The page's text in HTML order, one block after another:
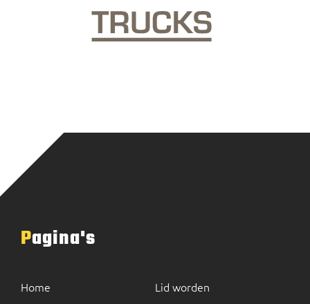
Pagina's
Home Lid worden